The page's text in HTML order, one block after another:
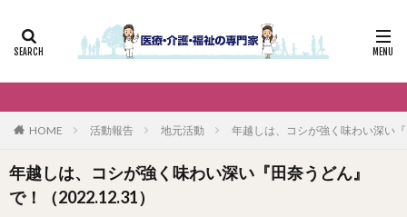
HOME 活動報告 地元活動 年越しは、コシが強く味わい深い
年越しは、コシが強く味わい深い『田奈うどん』
で！（2022.12.31）